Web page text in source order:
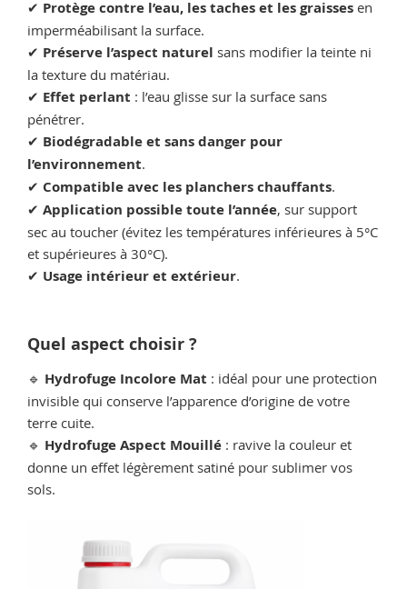
✔ Protège contre l’eau, les taches et les graisses en
imperméabilisant la surface.
✔ Préserve l’aspect naturel sans modifier la teinte ni
la texture du matériau.
✔ Effet perlant : l’eau glisse sur la surface sans
pénétrer.
✔ Biodégradable et sans danger pour
l’environnement.
✔ Compatible avec les planchers chauffants.
✔ Application possible toute l’année, sur support
sec au toucher (évitez les températures inférieures à 5°C
et supérieures à 30°C).
✔ Usage intérieur et extérieur.
Quel aspect choisir ?
🔹 Hydrofuge Incolore Mat : idéal pour une protection
invisible qui conserve l’apparence d’origine de votre
terre cuite.
🔹 Hydrofuge Aspect Mouillé : ravive la couleur et
donne un effet légèrement satiné pour sublimer vos
sols.